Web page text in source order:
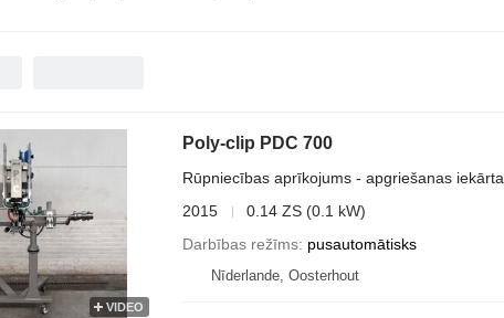
VIDEO
Poly-clip PDC 700
Rūpniecības aprīkojums - apgriešanas iekārta
2015
0.14 ZS (0.1 kW)
Darbības režīms pusautomātisks
Nīderlande, Oosterhout